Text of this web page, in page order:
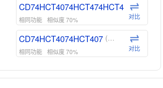
CD74HCT4074HCT474HCT4 (德州仪器-TI)
相同功能 相似度 70% 对比
CD74HCT4074HCT407 (德州仪器-TI)
相同功能 相似度 70% 对比
CD74HCT4D74HDCT40 (德州仪器-TI)
对比